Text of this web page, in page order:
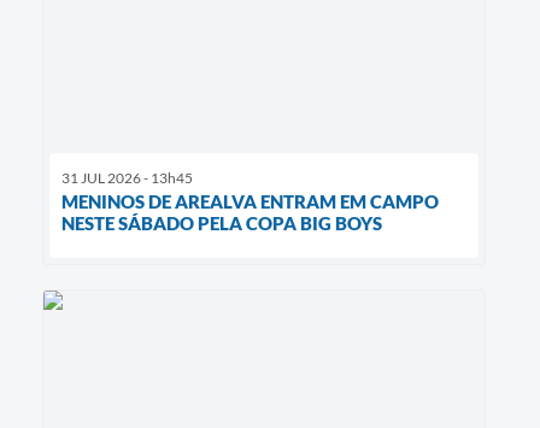
31 JUL 2026 - 13h45
MENINOS DE AREALVA ENTRAM EM CAMPO
NESTE SÁBADO PELA COPA BIG BOYS